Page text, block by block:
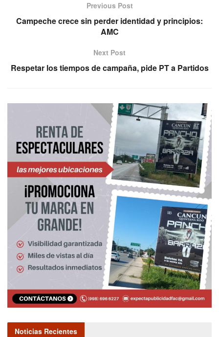
Previous Post
Campeche crece sin perder identidad y principios:
AMC
Next Post
Respetar los tiempos de campaña, pide PT a Partidos
Noticias Recientes